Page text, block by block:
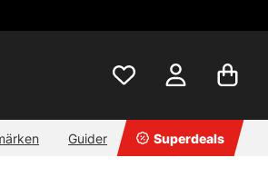
Guider Superdeals